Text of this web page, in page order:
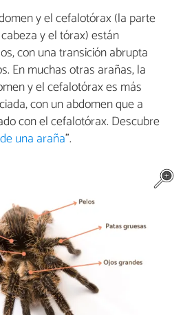
y el cefalotórax (la parte
y el tórax) están
con una transición abrupta
En muchas otras arañas, la
y el cefalotórax es más
con un abdomen que a
con el cefalotórax. Descubre
una araña".